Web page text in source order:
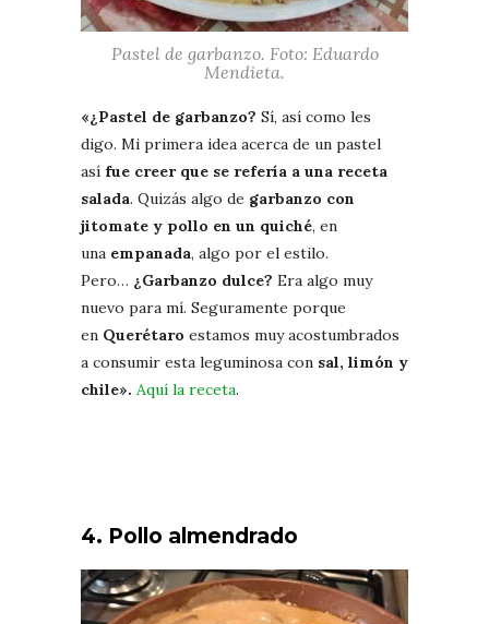
Pastel de garbanzo. Foto: Eduardo
Mendieta.
«¿Pastel de garbanzo? Sí, así como les
digo. Mi primera idea acerca de un pastel
así fue creer que se refería a una receta
salada. Quizás algo de garbanzo con
jitomate y pollo en un quiché, en
una empanada, algo por el estilo.
Pero… ¿Garbanzo dulce? Era algo muy
nuevo para mí. Seguramente porque
en Querétaro estamos muy acostumbrados
a consumir esta leguminosa con sal, limón y
chile». Aquí la receta.
4. Pollo almendrado